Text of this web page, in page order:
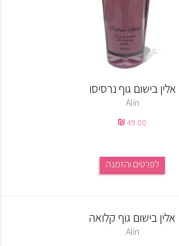
אלין בישום גוף נרסיסו
Alin
49.00
לפרטים והזמנה
אלין בישום גוף קלואה
Alin